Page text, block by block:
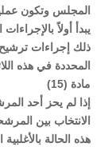
المجلس وتكون
يبدأ أولاً
ذلك إجراءات
المحددة في هذه
مادة (15)
إذا لم يحز أحد
الانتخاب بين
هذه الحالة